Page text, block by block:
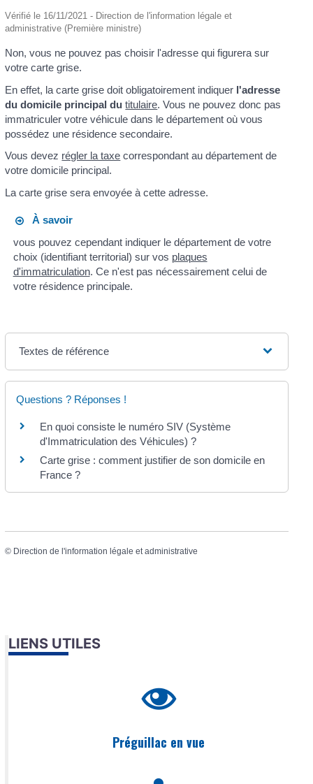
Vérifié le 16/11/2021 - Direction de l'information légale et
administrative (Première ministre)
Non, vous ne pouvez pas choisir l'adresse qui figurera sur
votre carte grise.
En effet, la carte grise doit obligatoirement indiquer l'adresse
du domicile principal dutitulaire. Vous ne pouvez donc pas
immatriculer votre véhicule dans le département où vous
possédez une résidence secondaire.
Vous devez régler la taxe correspondant au département de
votre domicile principal.
La carte grise sera envoyée à cette adresse.
À savoir
vous pouvez cependant indiquer le département de votre
choix (identifiant territorial) sur vos plaques
d'immatriculation. Ce n'est pas nécessairement celui de
votre résidence principale.
Textes de référence
Questions ? Réponses !
En quoi consiste le numéro SIV (Système
d'Immatriculation des Véhicules) ?
Carte grise : comment justifier de son domicile en
France ?
© Direction de l'information légale et administrative
LIENS UTILES
Préguillac en vue